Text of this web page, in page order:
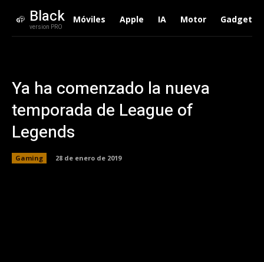
Black
version PRO
Móviles Apple IA Motor Gadgets
Ya ha comenzado la nueva
temporada de League of
Legends
Gaming 28 de enero de 2019